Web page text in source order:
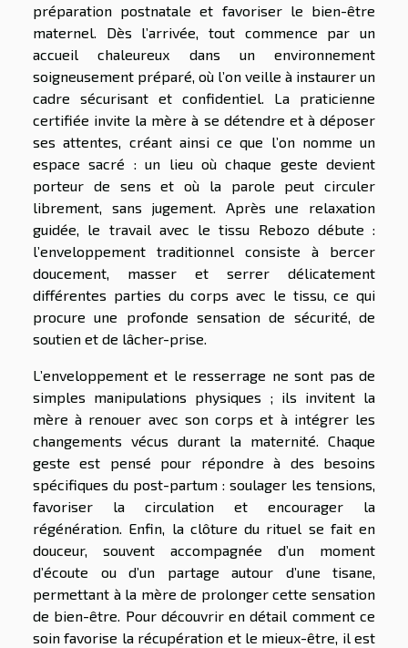
préparation postnatale et favoriser le bien-être
maternel. Dès l’arrivée, tout commence par un
accueil chaleureux dans un environnement
soigneusement préparé, où l’on veille à instaurer un
cadre sécurisant et confidentiel. La praticienne
certifiée invite la mère à se détendre et à déposer
ses attentes, créant ainsi ce que l’on nomme un
espace sacré : un lieu où chaque geste devient
porteur de sens et où la parole peut circuler
librement, sans jugement. Après une relaxation
guidée, le travail avec le tissu Rebozo débute :
l’enveloppement traditionnel consiste à bercer
doucement, masser et serrer délicatement
différentes parties du corps avec le tissu, ce qui
procure une profonde sensation de sécurité, de
soutien et de lâcher-prise.
L’enveloppement et le resserrage ne sont pas de
simples manipulations physiques ; ils invitent la
mère à renouer avec son corps et à intégrer les
changements vécus durant la maternité. Chaque
geste est pensé pour répondre à des besoins
spécifiques du post-partum : soulager les tensions,
favoriser la circulation et encourager la
régénération. Enfin, la clôture du rituel se fait en
douceur, souvent accompagnée d’un moment
d’écoute ou d’un partage autour d’une tisane,
permettant à la mère de prolonger cette sensation
de bien-être. Pour découvrir en détail comment ce
soin favorise la récupération et le mieux-être, il est